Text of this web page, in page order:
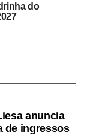
do
anuncia
de ingressos